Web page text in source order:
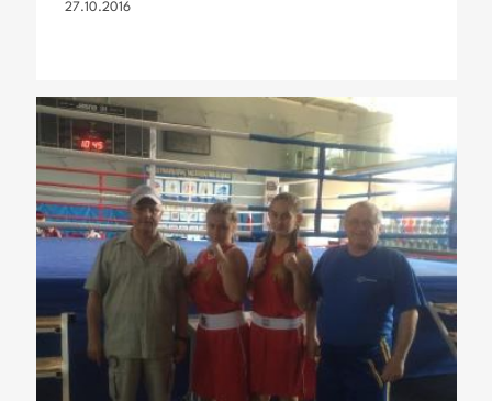
27.10.2016